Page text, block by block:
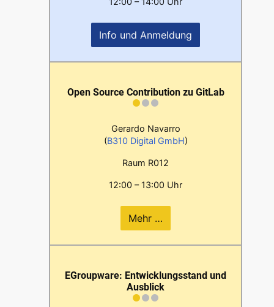
Info und Anmeldung
Open Source Contribution zu GitLab
Gerardo Navarro
(B310 Digital GmbH)
Raum R012
12:00 – 13:00 Uhr
Mehr …
EGroupware: Entwicklungsstand und
Ausblick